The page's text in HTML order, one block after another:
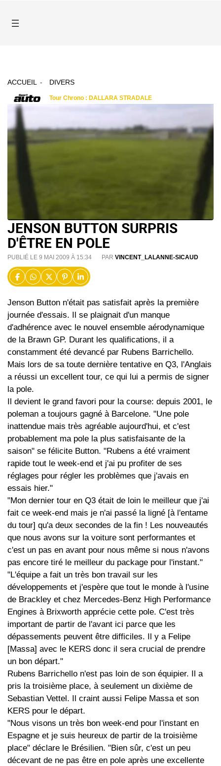
ACCUEIL DIVERS
JENSON BUTTON SURPRIS
D'ÊTRE EN POLE
PUBLIÉ LE 9 MAI 2009 À 15:34 PAR VINCENT_LALANNE-SICAUD
Jenson Button n'était pas satisfait après la première
journée d'essais. Il se plaignait d'un manque
d'adhérence avec le nouvel ensemble aérodynamique
de la Brawn GP. Durant les qualifications, il a
constamment été devancé par Rubens Barrichello.
Mais lors de sa toute dernière tentative en Q3, l'Anglais
a réussi un excellent tour, ce qui lui a permis de signer
la pole.
Il devient le grand favori pour la course: depuis 2001, le
poleman a toujours gagné à Barcelone. "Une pole
inattendue mais très agréable aujourd'hui, et c'est
probablement ma pole la plus satisfaisante de la
saison" se félicite Button. "Rubens a été vraiment
rapide tout le week-end et j'ai pu profiter de ses
réglages pour régler les problèmes que j'avais en
essais hier."
"Mon dernier tour en Q3 était de loin le meilleur que j'ai
fait ce week-end mais je n'ai passé la ligné [à l'entame
du tour] qu'a deux secondes de la fin ! Les nouveautés
que nous avons sur la voiture sont performantes et
c'est un pas en avant pour nous même si nous n'avons
pas encore tiré le meilleur du package pour l'instant."
"L'équipe a fait un très bon travail sur les
développements et j'espère que tout le monde à l'usine
de Brackley et chez Mercedes-Benz High Performance
Engines à Brixworth apprécie cette pole. C'est très
important de partir de l'avant ici parce que les
dépassements peuvent être difficiles. Il y a Felipe
[Massa] avec le KERS donc il sera crucial de prendre
un bon départ."
Rubens Barrichello n'est pas loin de son équipier. Il a
pris la troisième place, à seulement un dixième de
Sebastian Vettel. Il craint aussi Felipe Massa et son
KERS pour le départ.
"Nous visons un très bon week-end pour l'instant en
Espagne et je suis heureux de partir de la troisième
place" déclare le Brésilien. "Bien sûr, c'est un peu
décevant de ne pas être en pole après une excellente